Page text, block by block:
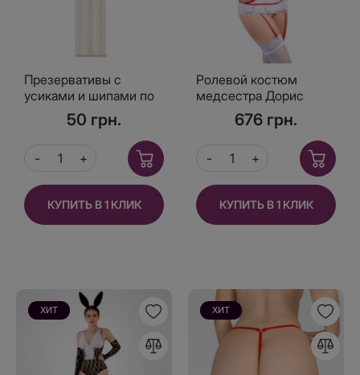
Презервативы с
усиками и шипами по
спирали 1 шт50 грн.
КУПИТЬ В 1 КЛИК
Ролевой костюм
медсестра Дорис
(боди) 676 грн.
КУПИТЬ В 1 КЛИК
ХИТ ХИТ